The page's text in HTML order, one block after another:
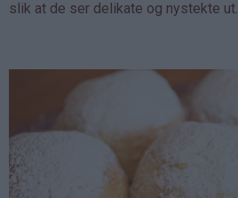
slik at de ser delikate og nystekte ut.